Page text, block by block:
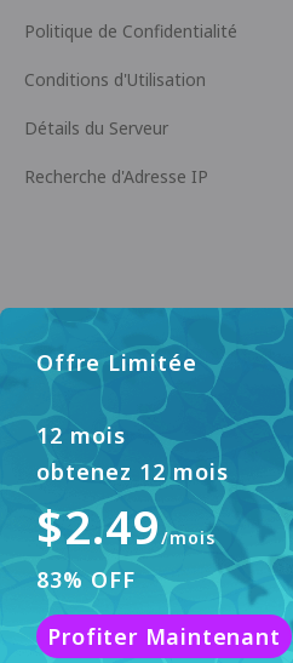
Offre Limitée
12 mois
obtenez 12 mois
$2.49/mois
83% OFF
Profiter Maintenant
Politique de Confidentialité
Conditions d'Utilisation
Détails du Serveur
Recherche d'Adresse IP
Centre d'Aide
panda7x24@gmail.com
FAQ
Méthode de Paiement
Ce site web utilise des cookies pour
l'expérience utilisateur. Pour en